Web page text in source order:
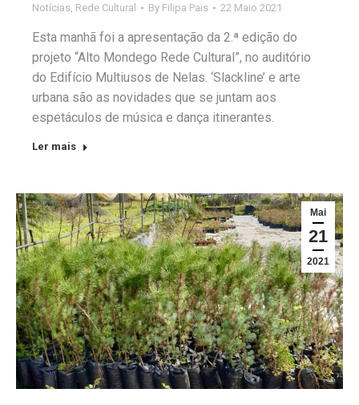
Notícias Rede Cultural By Filipa Pais 22 Maio 2021
Esta manhã foi a apresentação da 2.ª edição do
projeto “Alto Mondego Rede Cultural”, no auditório
do Edifício Multiusos de Nelas. ‘Slackline’ e arte
urbana são as novidades que se juntam aos
espetáculos de música e dança itinerantes.
Ler mais
Mai
21
2021